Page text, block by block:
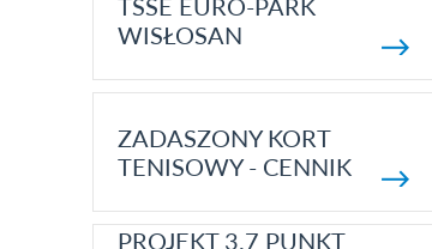
TSSE EURO-PARK
WISŁOSAN
ZADASZONY KORT
TENISOWY - CENNIK
PROJEKT 3.7 PUNKT